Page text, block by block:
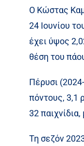
Ο Κώστας
24 Ιουνίου
έχει ύψος
θέση του
Πέρυσι
πόντους, 3,1
32
Τη σεζόν